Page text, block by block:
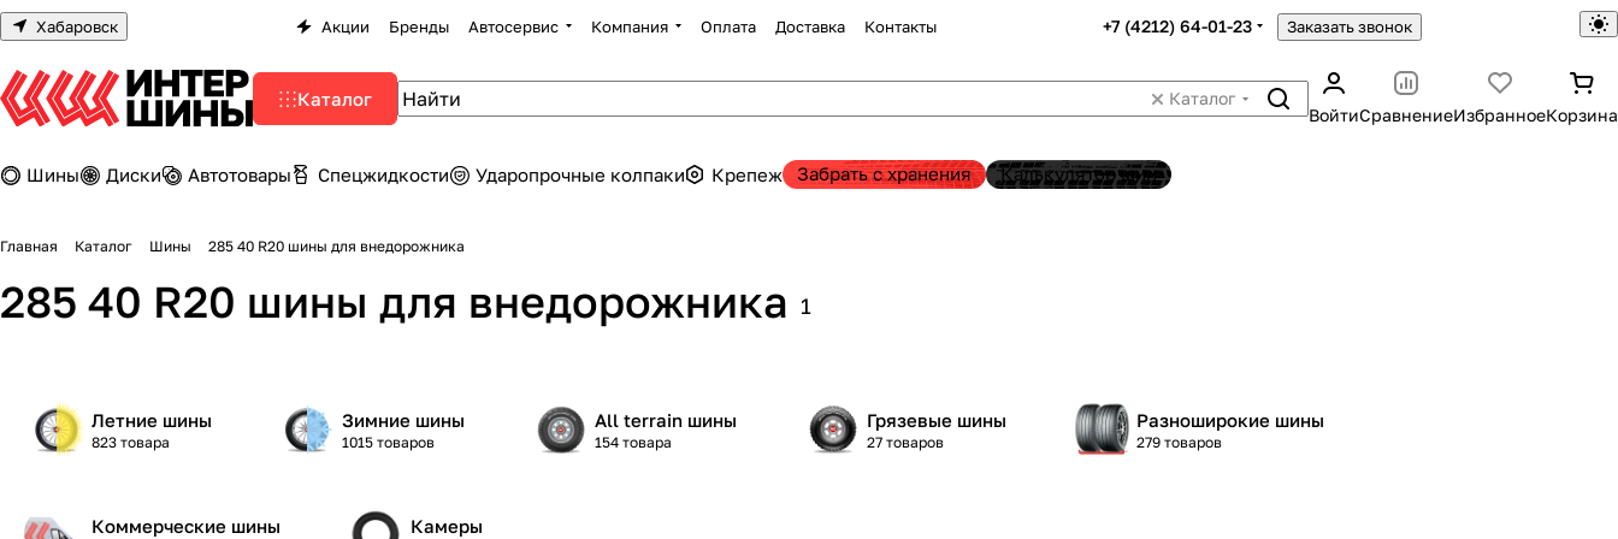
Хабаровск Акции Бренды Автосервис Компания Оплата Доставка Контакты +7 (4212) 64-01-23 Заказать звонок
Каталог
Каталог
ВойтиСравнениеИзбранноеКорзина
Шины Диски Автотовары Спецжидкости Ударопрочные колпаки Крепеж Забрать с хранения Калькулятор шин
Главная Каталог Шины 285 40 R20 шины для внедорожника
285 40 R20 шины для внедорожника 1
Летние шины
823 товара
Зимние шины
1015 товаров
All terrain шины
154 товара
Грязевые шины
27 товаров
Разноширокие шины
279 товаров
Коммерческие шины Камеры